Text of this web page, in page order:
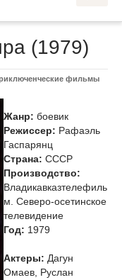
(1979)
фильмы
Жанр: боевик
Режиссер: Рафаэль
Гаспарянц
Страна: СССР
Производство:
Владикавказтелефиль
м. Северо-осетинское
телевидение
Год: 1979
Актеры: Дагун
Омаев, Руслан